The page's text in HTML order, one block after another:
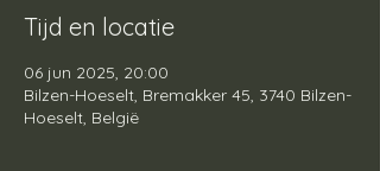
Tijd en locatie
06 jun 2025, 20:00
Bilzen-Hoeselt, Bremakker 45, 3740 Bilzen-
Hoeselt, België